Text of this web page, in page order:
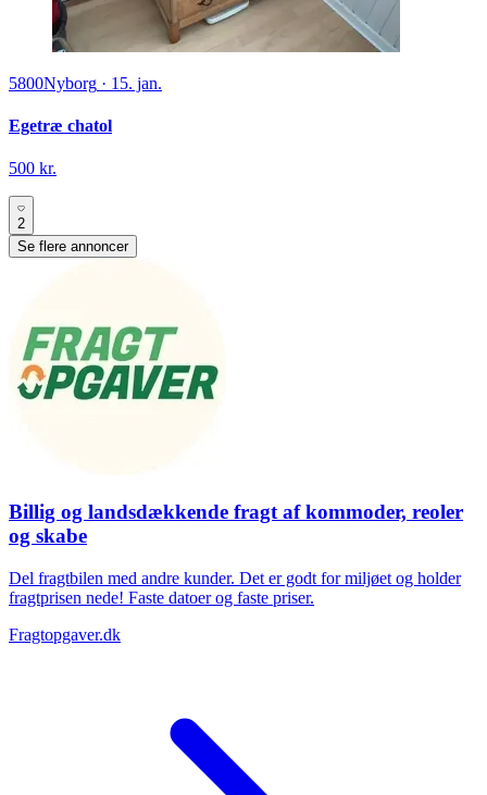
5800Nyborg · 15. jan.
Egetræ chatol
500 kr.
2
Se flere annoncer
Billig og landsdækkende fragt af kommoder, reoler
og skabe
Del fragtbilen med andre kunder. Det er godt for miljøet og holder
fragtprisen nede! Faste datoer og faste priser.
Fragtopgaver.dk